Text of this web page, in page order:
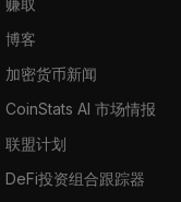
博客
加密货币新闻
CoinStats AI 市场情报
联盟计划
DeFi投资组合跟踪器